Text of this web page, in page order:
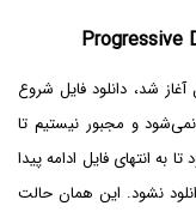
شد، دانلود فایل شروع
و مجبور نیستیم تا
به انتهای فایل ادامه پیدا
نشود. این همان حالت